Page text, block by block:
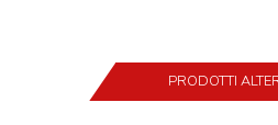
PRODOTTI